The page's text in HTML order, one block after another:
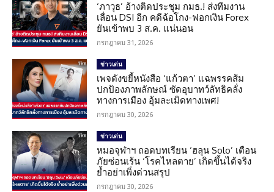
‘ภาวุธ’ อ้างติดประชุม กมธ.! ส่งทีมงาน
เลื่อน DSI อีก คดีฉ้อโกง-ฟอกเงิน Forex
ยันเข้าพบ 3 ส.ค. แน่นอน
กรกฎาคม 31, 2026
ข่าวเด่น
เพจดังขยี้หนังสือ ‘แก้วตา’ แฉพรรคส้ม
ปกป้องภาพลักษณ์ ซัดอุบาทว์ลัทธิคลั่ง
ทางการเมือง อุ้มละเมิดทางเพศ!
กรกฎาคม 30, 2026
ข่าวเด่น
หมอจุฬาฯ ถอดบทเรียน ‘ฮลุน Solo’ เตือน
ภัยซ่อนเร้น ‘โรคไหลตาย’ เกิดขึ้นได้จริง
ย้ำอย่าเพิ่งด่วนสรุป
กรกฎาคม 30, 2026